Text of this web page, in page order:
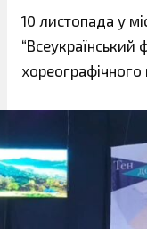
10 листопада у
“Всеукраїнський
хореографічного